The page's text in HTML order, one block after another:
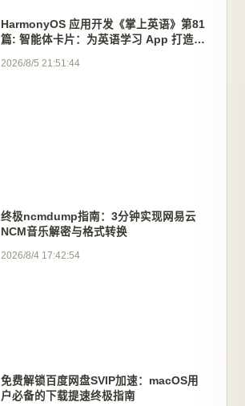
HarmonyOS 应用开发《掌上英语》第81
篇: 智能体卡片：为英语学习 App 打造桌
2026/8/5 21:51:44
终极ncmdump指南：3分钟实现网易云
NCM音乐解密与格式转换
2026/8/4 17:42:54
免费解锁百度网盘SVIP加速：macOS用
户必备的下载提速终极指南